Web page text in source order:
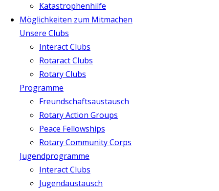
Katastrophenhilfe
Möglichkeiten zum Mitmachen
Unsere Clubs
Interact Clubs
Rotaract Clubs
Rotary Clubs
Programme
Freundschaftsaustausch
Rotary Action Groups
Peace Fellowships
Rotary Community Corps
Jugendprogramme
Interact Clubs
Jugendaustausch